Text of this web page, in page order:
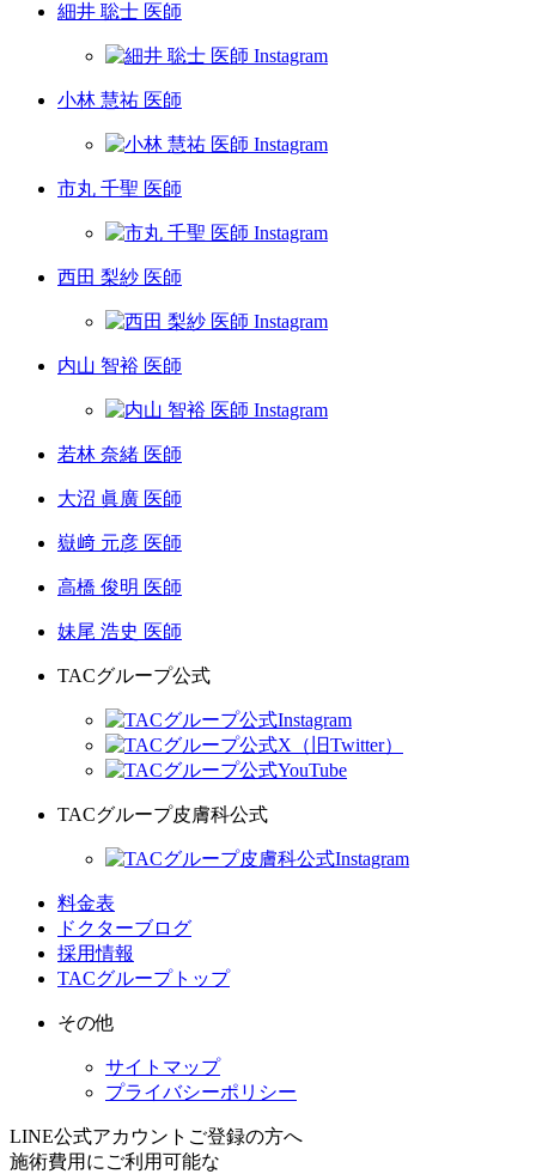
細井 聡士 医師
小林 慧祐 医師
市丸 千聖 医師
西田 梨紗 医師
内山 智裕 医師
若林 奈緒 医師
大沼 眞廣 医師
嶽﨑 元彦 医師
高橋 俊明 医師
妹尾 浩史 医師
TACグループ公式
TACグループ皮膚科公式
料金表
ドクターブログ
採用情報
TACグループトップ
その他
サイトマップ
プライバシーポリシー
LINE公式アカウントご登録の方へ
施術費用にご利用可能な